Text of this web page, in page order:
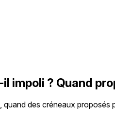
impoli ? Quand
des créneaux